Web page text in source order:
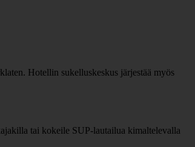
Hotellin sukelluskeskus järjestää myös
tai kokeile SUP-lautailua kimaltelevalla